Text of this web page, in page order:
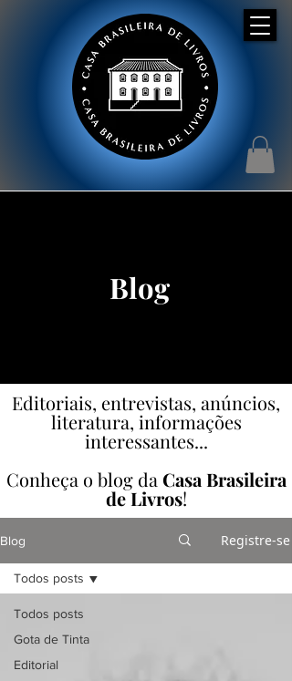
Blog
Editoriais, entrevistas, anúncios,
literatura, informações
interessantes...
Conheça o blog da Casa Brasileira
de Livros!
Blog Registre-se
Todos posts
Gota de Tinta
Editorial
Todos posts